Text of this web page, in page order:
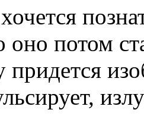
оно потом
придется